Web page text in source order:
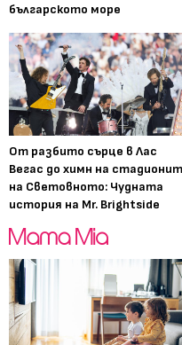
българското море
От разбито сърце в Лас
Вегас до химн на
на Световното: Чудната
история на Mr. Brightside